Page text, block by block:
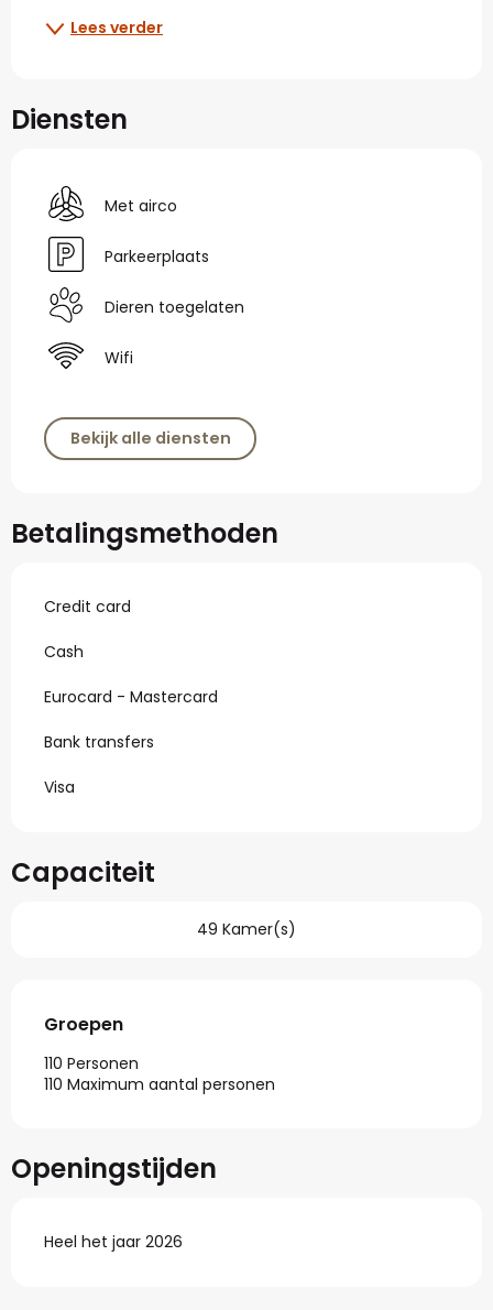
Lees verder
Diensten
Met airco
Parkeerplaats
Dieren toegelaten
Wifi
Bekijk alle diensten
Betalingsmethoden
Credit card
Cash
Eurocard - Mastercard
Bank transfers
Visa
Capaciteit
49 Kamer(s)
Groepen
Groepen
110 Personen
110 Maximum aantal personen
Openingstijden
Heel het jaar 2026